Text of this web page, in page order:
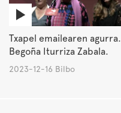
Txapel emailearen agurra.
Begoña Iturriza Zabala.
2023-12-16 Bilbo